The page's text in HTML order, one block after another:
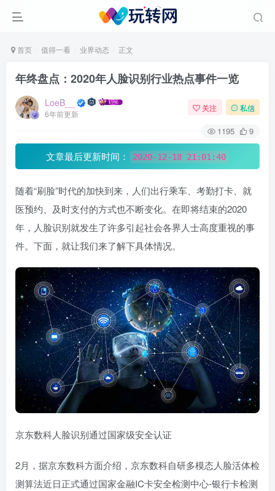
首页 值得一看 业界动态 正文
年终盘点：2020年人脸识别行业热点事件一览
LoeB__
6年前更新
关注 私信
1195 9
文章最后更新时间： 2020-12-18 21:01:40
随着“刷脸”时代的加快到来，人们出行乘车、考勤打卡、就
医预约、及时支付的方式也不断变化。在即将结束的2020
年，人脸识别就发生了许多引起社会各界人士高度重视的事
件。下面，就让我们来了解下具体情况。
京东数科人脸识别通过国家级安全认证
2月，据京东数科方面介绍，京东数科自研多模态人脸活体检
测算法近日正式通过国家金融IC卡安全检测中心-银行卡检测